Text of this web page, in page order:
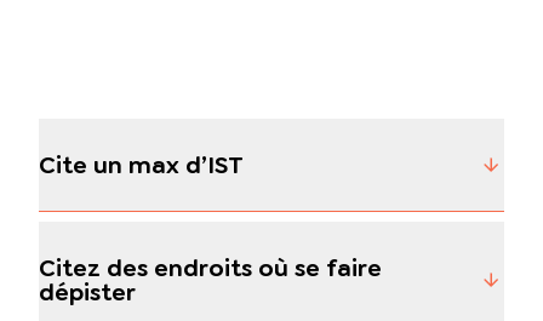
Cite un max d’IST
Citez des endroits où se faire
dépister